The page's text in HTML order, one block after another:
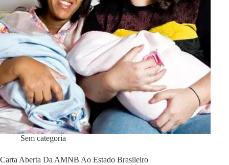
Sem categoria
Carta Aberta Da AMNB Ao Estado Brasileiro